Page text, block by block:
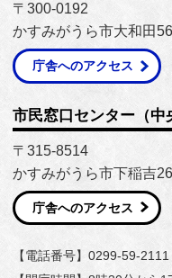
〒300-0192
かすみがうら市大和田
庁舎へのアクセス
市民窓口センター（中
〒315-8514
かすみがうら市下稲吉
庁舎へのアクセス
【電話番号】0299-59-